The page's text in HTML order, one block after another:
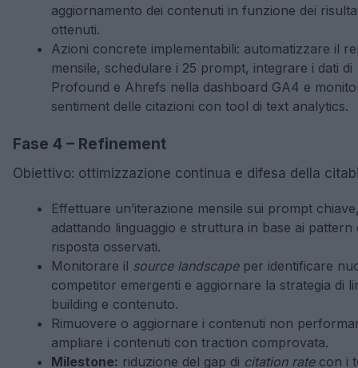
aggiornamento dei contenuti in funzione dei
ottenuti.
Azioni concrete implementabili: automatizzare il
mensile, schedulare i 25 prompt, integrare i dati di
Profound e Ahrefs nella dashboard GA4 e
sentiment delle citazioni con tool di text analytics.
Fase 4 – Refinement
Obiettivo: ottimizzazione continua e difesa della
Effettuare un’iterazione mensile sui prompt
adattando linguaggio e struttura in base ai pattern
risposta osservati.
Monitorare il source landscapeper identificare
competitor emergenti e aggiornare la strategia di
building e contenuto.
Rimuovere o aggiornare i contenuti non
ampliare i contenuti con traction comprovata.
Milestone: riduzione del gap di citation ratecon i